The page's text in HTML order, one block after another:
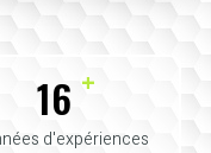
16 +
d'expériences